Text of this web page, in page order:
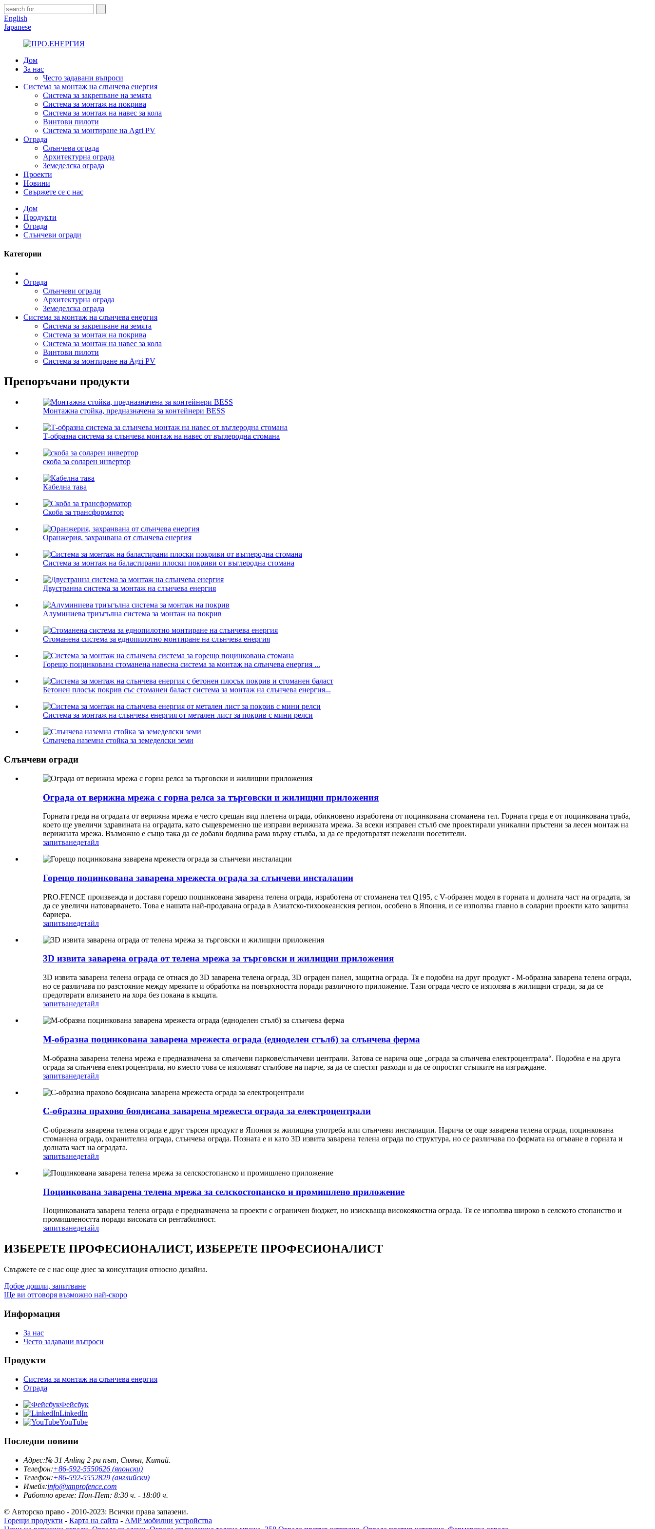
English
Japanese
Дом
За нас
Често задавани въпроси
Система за монтаж на слънчева енергия
Система за закрепване на земята
Система за монтаж на покрива
Система за монтаж на навес за кола
Винтови пилоти
Система за монтиране на Agri PV
Ограда
Слънчева ограда
Архитектурна ограда
Земеделска ограда
Проекти
Новини
Свържете се с нас
Дом
Продукти
Ограда
Слънчеви огради
Категории
Ограда
Слънчеви огради
Архитектурна ограда
Земеделска ограда
Система за монтаж на слънчева енергия
Система за закрепване на земята
Система за монтаж на покрива
Система за монтаж на навес за кола
Винтови пилоти
Система за монтиране на Agri PV
Препоръчани продукти
Монтажна стойка, предназначена за контейнери BESS
Т-образна система за слънчева монтаж на навес от въглеродна стомана
скоба за соларен инвертор
Кабелна тава
Скоба за трансформатор
Оранжерия, захранвана от слънчева енергия
Система за монтаж на баластирани плоски покриви от въглеродна стомана
Двустранна система за монтаж на слънчева енергия
Алуминиева триъгълна система за монтаж на покрив
Стоманена система за еднопилотно монтиране на слънчева енергия
Горещо поцинкована стоманена навесна система за монтаж на слънчева енергия ...
Бетонен плосък покрив със стоманен баласт система за монтаж на слънчева енергия...
Система за монтаж на слънчева енергия от метален лист за покрив с мини релси
Слънчева наземна стойка за земеделски земи
Слънчеви огради
Ограда от верижна мрежа с горна релса за търговски и жилищни приложения
Горната греда на оградата от верижна мрежа е често срещан вид плетена ограда, обикновено изработена от поцинкована стоманена тел. Горната греда е от поцинкована тръба,
което ще увеличи здравината на оградата, като същевременно ще изправи верижната мрежа. За всеки изправен стълб сме проектирали уникални пръстени за лесен монтаж на
верижната мрежа. Възможно е също така да се добави бодлива рама върху стълба, за да се предотвратят нежелани посетители.
запитванедетайл
Горещо поцинкована заварена мрежеста ограда за слънчеви инсталации
PRO.FENCE произвежда и доставя горещо поцинкована заварена телена ограда, изработена от стоманена тел Q195, с V-образен модел в горната и долната част на оградата, за
да се увеличи натоварването. Това е нашата най-продавана ограда в Азиатско-тихоокеанския регион, особено в Япония, и се използва главно в соларни проекти като защитна
бариера.
запитванедетайл
3D извита заварена ограда от телена мрежа за търговски и жилищни приложения
3D извита заварена телена ограда се отнася до 3D заварена телена ограда, 3D ограден панел, защитна ограда. Тя е подобна на друг продукт - М-образна заварена телена ограда,
но се различава по разстояние между мрежите и обработка на повърхността поради различното приложение. Тази ограда често се използва в жилищни сгради, за да се
предотврати влизането на хора без покана в къщата.
запитванедетайл
М-образна поцинкована заварена мрежеста ограда (едноделен стълб) за слънчева ферма
М-образна заварена телена мрежа е предназначена за слънчеви паркове/слънчеви централи. Затова се нарича още „ограда за слънчева електроцентрала“. Подобна е на друга
ограда за слънчева електроцентрала, но вместо това се използват стълбове на парче, за да се спестят разходи и да се опростят стъпките на изграждане.
запитванедетайл
C-образна прахово боядисана заварена мрежеста ограда за електроцентрали
C-образната заварена телена ограда е друг търсен продукт в Япония за жилищна употреба или слънчеви инсталации. Нарича се още заварена телена ограда, поцинкована
стоманена ограда, охранителна ограда, слънчева ограда. Позната е и като 3D извита заварена телена ограда по структура, но се различава по формата на огъване в горната и
долната част на оградата.
запитванедетайл
Поцинкована заварена телена мрежа за селскостопанско и промишлено приложение
Поцинкованата заварена телена ограда е предназначена за проекти с ограничен бюджет, но изискваща високоякостна ограда. Тя се използва широко в селското стопанство и
промишлеността поради високата си рентабилност.
запитванедетайл
ИЗБЕРЕТЕ ПРОФЕСИОНАЛИСТ, ИЗБЕРЕТЕ ПРОФЕСИОНАЛИСТ
Свържете се с нас още днес за консултация относно дизайна.
Добре дошли, запитване
Ще ви отговоря възможно най-скоро
Информация
За нас
Често задавани въпроси
Продукти
Система за монтаж на слънчева енергия
Ограда
Фейсбук
LinkedIn
YouTube
Последни новини
Адрес:№ 31 Anling 2-ри път, Сямън, Китай.
Телефон:+86-592-5550626 (японски)
Телефон:+86-592-5552829 (английски)
Имейл:info@xmprofence.com
Работно време: Пон-Пет: 8:30 ч. - 18:00 ч.
© Авторско право - 2010-2023: Всички права запазени.
Горещи продукти - Карта на сайта - AMP мобилни устройства